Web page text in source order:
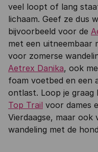
veel loopt of lang
lichaam. Geef ze dus
bijvoorbeeld voor de
met een uitneembaar
voor zomerse
Aetrex Danika, ook
foam voetbed en een
ontlast. Loop je graag
Top Trail voor dames
Vierdaagse, maar
wandeling met de